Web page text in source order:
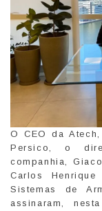
O CEO da
Persico, o
companhia,
Carlos
Sistemas de
assinaram,